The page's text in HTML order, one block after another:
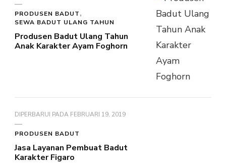
PRODUSEN BADUT
SEWA BADUT ULANG TAHUN
Produsen Badut Ulang Tahun
Anak Karakter Ayam Foghorn
DIPERBARUI PADA FEBRUARI 19, 2019
PRODUSEN BADUT
Jasa Layanan Pembuat Badut
Karakter Figaro